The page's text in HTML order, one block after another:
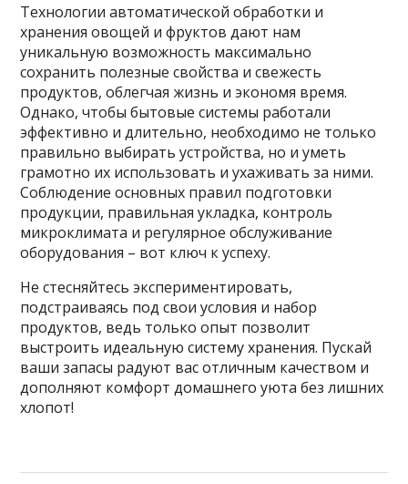
Технологии автоматической обработки и
хранения овощей и фруктов дают нам
уникальную возможность максимально
сохранить полезные свойства и свежесть
продуктов, облегчая жизнь и экономя время.
Однако, чтобы бытовые системы работали
эффективно и длительно, необходимо не только
правильно выбирать устройства, но и уметь
грамотно их использовать и ухаживать за ними.
Соблюдение основных правил подготовки
продукции, правильная укладка, контроль
микроклимата и регулярное обслуживание
оборудования – вот ключ к успеху.
Не стесняйтесь экспериментировать,
подстраиваясь под свои условия и набор
продуктов, ведь только опыт позволит
выстроить идеальную систему хранения. Пускай
ваши запасы радуют вас отличным качеством и
дополняют комфорт домашнего уюта без лишних
хлопот!